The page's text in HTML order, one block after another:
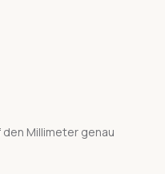
Millimeter genau